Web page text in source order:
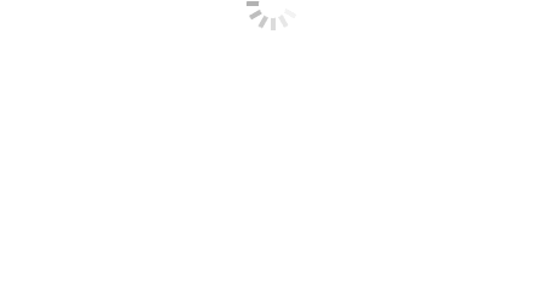
Comment choisir le bon fournisseur de Services de Gestion